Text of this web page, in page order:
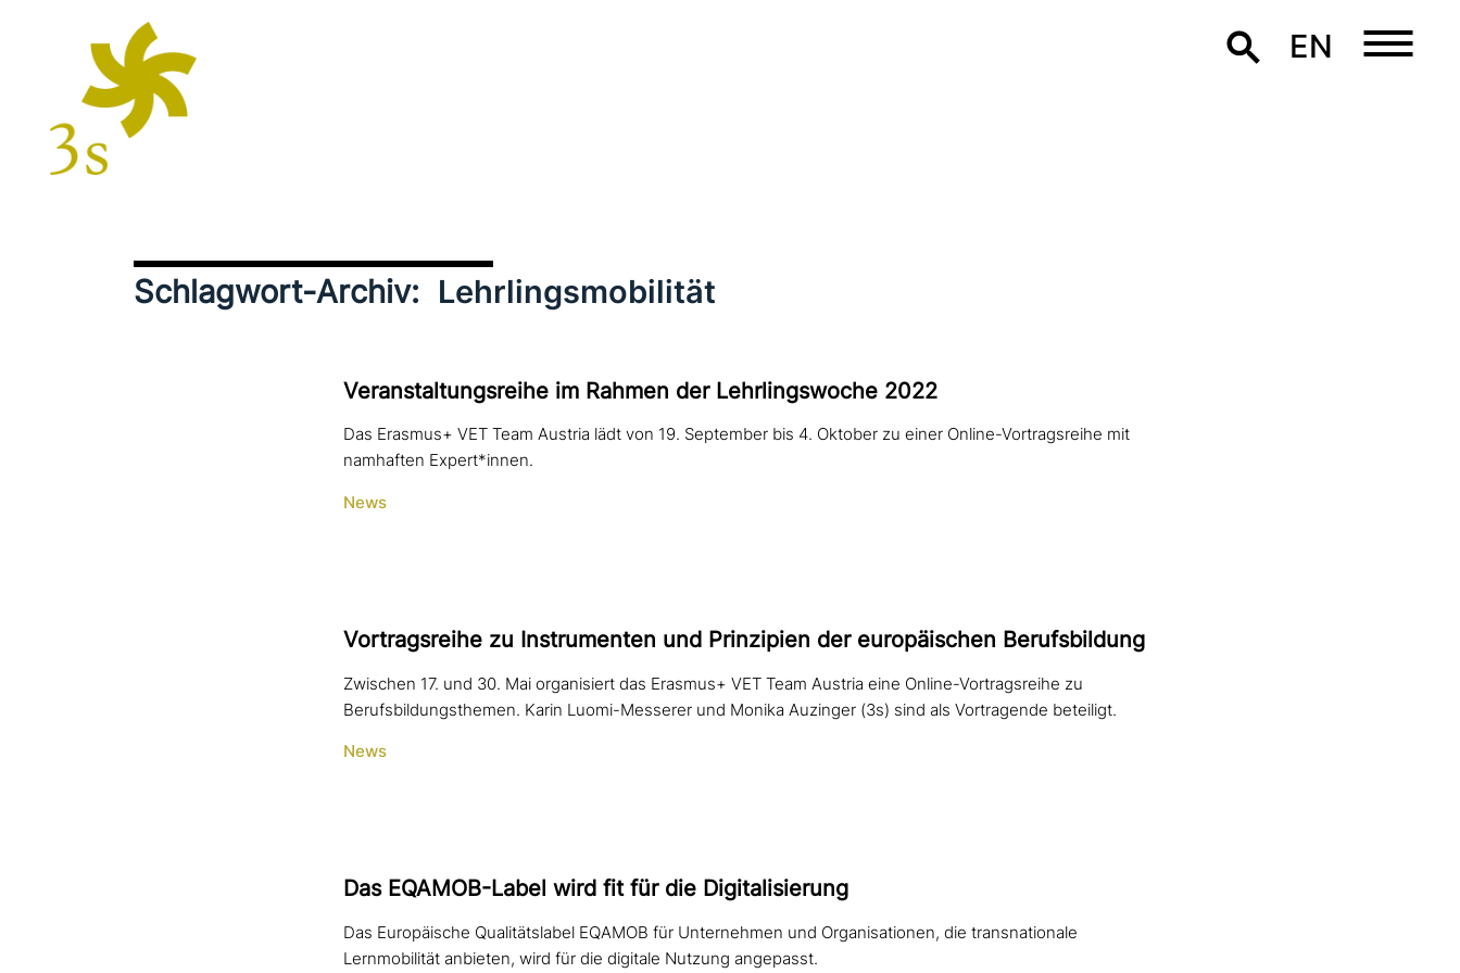
EN
Schlagwort-Archiv: Lehrlingsmobilität
Veranstaltungsreihe im Rahmen der Lehrlingswoche 2022
Das Erasmus+ VET Team Austria lädt von 19. September bis 4. Oktober zu einer Online-Vortragsreihe mit
namhaften Expert*innen.
News
Vortragsreihe zu Instrumenten und Prinzipien der euro­päi­schen Berufsbildung
Zwischen 17. und 30. Mai organisiert das Erasmus+ VET Team Austria eine Online-Vortragsreihe zu
Berufsbildungsthemen. Karin Luomi-Messerer und Monika Auzinger (3s) sind als Vortragende beteiligt.
News
Das EQAMOB-Label wird fit für die Digitalisierung
Das Europäische Qualitätslabel EQAMOB für Unternehmen und Organisationen, die transnationale
Lernmobilität anbieten, wird für die digitale Nutzung angepasst.